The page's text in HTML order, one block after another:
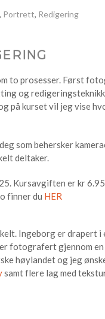
, Portrett, Redigering
to prosesser. Først
og
på kurset vil jeg vise
som behersker
deltaker.
Kursavgiften er kr
finner du HER
Ingeborg er drapert i
fotografert gjennom
høylandet og jeg
samt flere lag med